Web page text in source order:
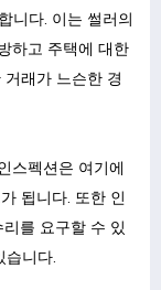
니다. 이는 썰러의
하고 주택에 대한
래가 느슨한 경
스펙션은 여기에
됩니다. 또한 인
를 요구할 수 있
습니다.